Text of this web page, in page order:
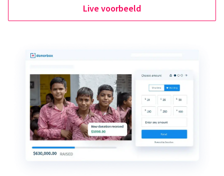
Live voorbeeld